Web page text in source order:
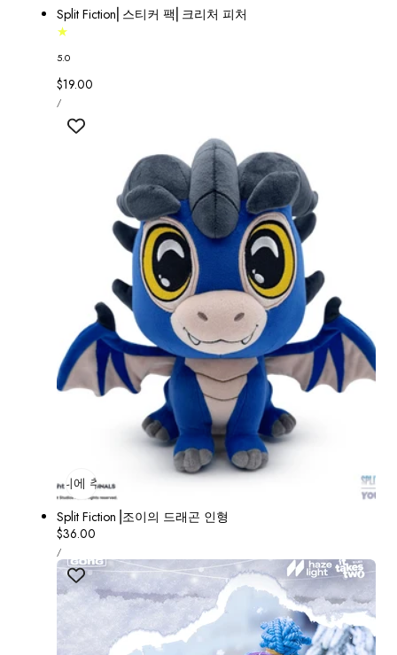
Split Fiction⎢스티커 팩⎢크리처 피처
5.0
정
가
$19.00
단
가/당
장바구니에 추가매진
Split Fiction⎟조이의 드래곤 인형
정
가
$36.00
단
가
/당